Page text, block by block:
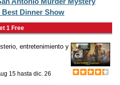
Dinner Show
1 Free
entretenimiento y
15 hasta dic. 26